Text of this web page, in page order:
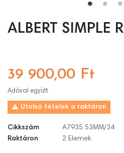
ALBERT SIMPLE
39 900,00 Ft
Adóval együtt
 Utolsó tételek a raktáron
Cikkszám
A7935 53MM/34
Raktáron
2 Elemek